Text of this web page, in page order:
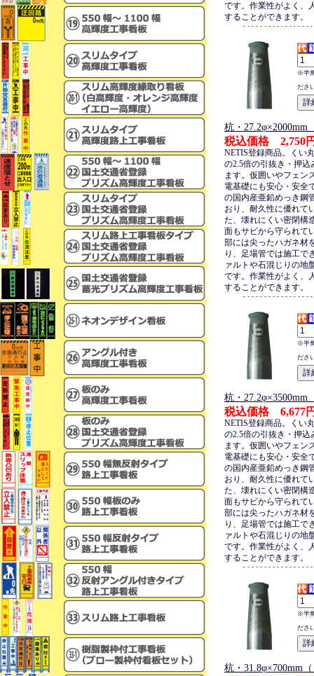
です。作業性がよく、
することができます。
※半
ださ
杭・27.2φ×2000mm
税込価格 2,750
NETIS登録商品。くい
の2.5倍の引抜き・押込
ます。仮囲いやフェン
電基礎にも安心・安全
の国内産亜鉛めっき鋼
おり、耐久性に優れて
た、壊れにくい密閉構
面もサビから守られて
部には尖ったハガネ材
り、足場管では施工で
ァルトや石混じりの地
です。作業性がよく、
することができます。
※半
ださ
杭・27.2φ×3500mm
税込価格 6,677
NETIS登録商品。くい
の2.5倍の引抜き・押込
ます。仮囲いやフェン
電基礎にも安心・安全
の国内産亜鉛めっき鋼
おり、耐久性に優れて
た、壊れにくい密閉構
面もサビから守られて
部には尖ったハガネ材
り、足場管では施工で
ァルトや石混じりの地
です。作業性がよく、
することができます。
※半
ださ
杭・31.8φ×700mm